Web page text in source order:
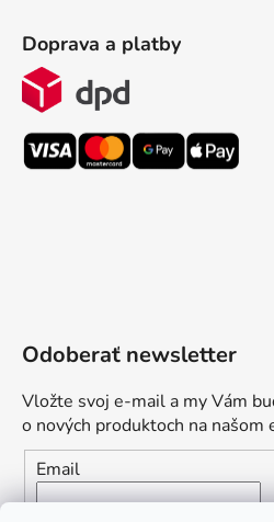
Doprava a platby
Odoberať newsletter
Vložte svoj e-mail a my Vám
o nových produktoch na našom
Email